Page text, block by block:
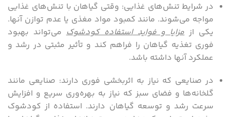
در شرایط تنش‌های غذایی: وقتی گیاهان با تنش‌های غذایی
مواجه می‌شوند. مانند کمبود مواد مغذی یا عدم توازن آنها.
یکی ازمزایا و فوایداستفاده کودشوکمی‌تواند بهبود
فوری تغذیه گیاهان را فراهم کند و تأثیر مثبتی در رشد و
عملکرد آنها داشته باشد.
در صنایعی که نیاز به اثربخشی فوری دارند: صنایعی مانند
گلخانه‌ها و فضای سبز که نیاز به بهره‌وری سریع و افزایش
سرعت رشد و توسعه گیاهان دارند. استفاده از کودشوک